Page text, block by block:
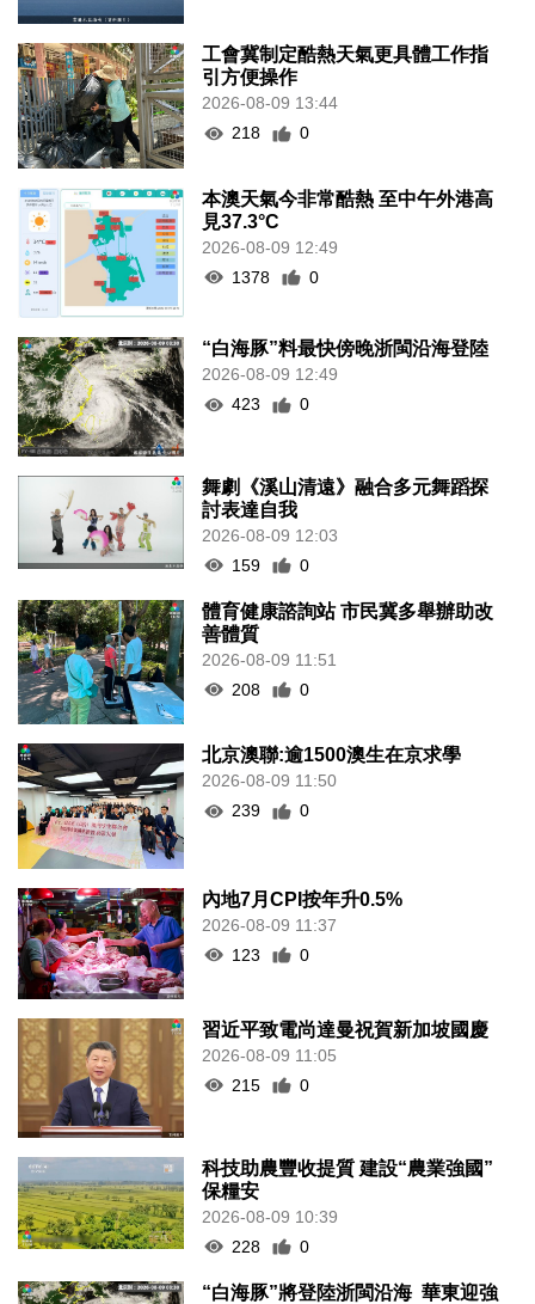
工會冀制定酷熱天氣更具體工作指
引方便操作
2026-08-09 13:44
218
0
本澳天氣今非常酷熱 至中午外港高
見37.3°C
2026-08-09 12:49
1378
0
“白海豚”料最快傍晚浙閩沿海登陸
2026-08-09 12:49
423
0
舞劇《溪山清遠》融合多元舞蹈探
討表達自我
2026-08-09 12:03
159
0
體育健康諮詢站 市民冀多舉辦助改
善體質
2026-08-09 11:51
208
0
北京澳聯:逾1500澳生在京求學
2026-08-09 11:50
239
0
內地7月CPI按年升0.5%
2026-08-09 11:37
123
0
習近平致電尚達曼祝賀新加坡國慶
2026-08-09 11:05
215
0
科技助農豐收提質 建設“農業強國”
保糧安
2026-08-09 10:39
228
0
“白海豚”將登陸浙閩沿海 華東迎強